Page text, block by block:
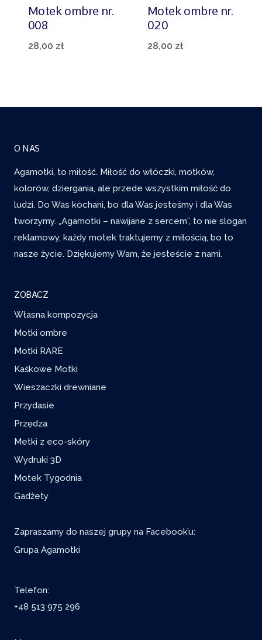
Motek ombre nr.
008
28,00 zł
Motek ombre nr.
020
28,00 zł
O NAS
Agamotki, to miłość. Miłość do włóczki, motków,
kolorów, dziergania, ale przede wszystkim miłość do
ludzi. Do Was kochani, bo dla Was jesteśmy i dla Was
tworzymy. „Agamotki – nawijane z sercem”, to nie slogan
reklamowy, każdy motek traktujemy z miłością, bo to
nasze życie. Dziękujemy Wam, że jesteście z nami.
ZOBACZ
Własna kompozycja
Motki ombre
Motki RARE
Kaśkowe Motki
Wieszaczki drewniane
Przydasie
Przędza
Metki z eco-skóry
Wydruki 3D
Motek Tygodnia
Gadżety
Zapraszamy do naszej grupy na Facebook’u:
Grupa Agamotki
Telefon:
+48 513 975 296